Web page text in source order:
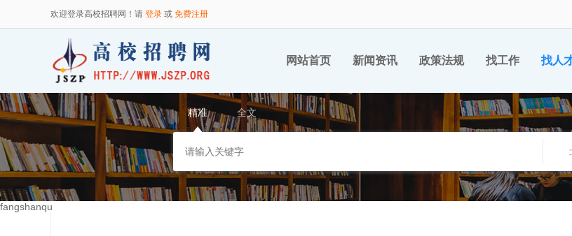
欢迎登录高校招聘网！请 登录 或 免费注册
网站首页 新闻资讯 政策法规 找工作 找人
精准 全文
fangshanqu